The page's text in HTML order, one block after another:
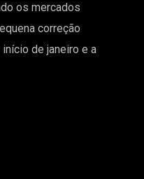
os mercados
correção
de janeiro e a